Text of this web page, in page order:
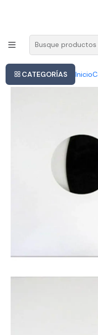
CATEGORÍAS Inicio
Este es el